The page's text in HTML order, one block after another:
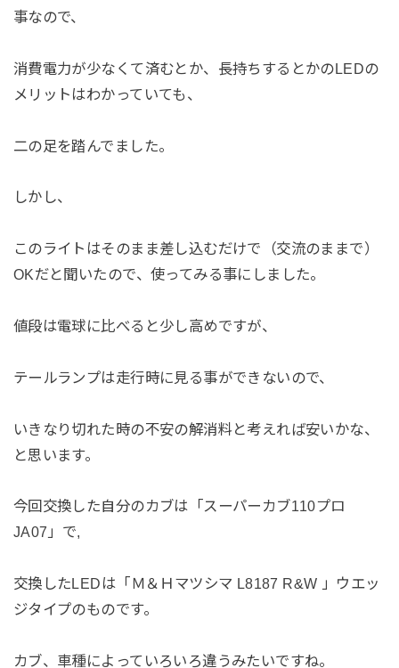
事なので、
消費電力が少なくて済むとか、長持ちするとかのLEDの
メリットはわかっていても、
二の足を踏んでました。
しかし、
このライトはそのまま差し込むだけで（交流のままで）
OKだと聞いたので、使ってみる事にしました。
値段は電球に比べると少し高めですが、
テールランプは走行時に見る事ができないので、
いきなり切れた時の不安の解消料と考えれば安いかな、
と思います。
今回交換した自分のカブは「スーパーカブ110プロ
JA07」で,
交換したLEDは「Ｍ＆Ｈマツシマ L8187 R&W 」ウエッ
ジタイプのものです。
カブ、車種によっていろいろ違うみたいですね。